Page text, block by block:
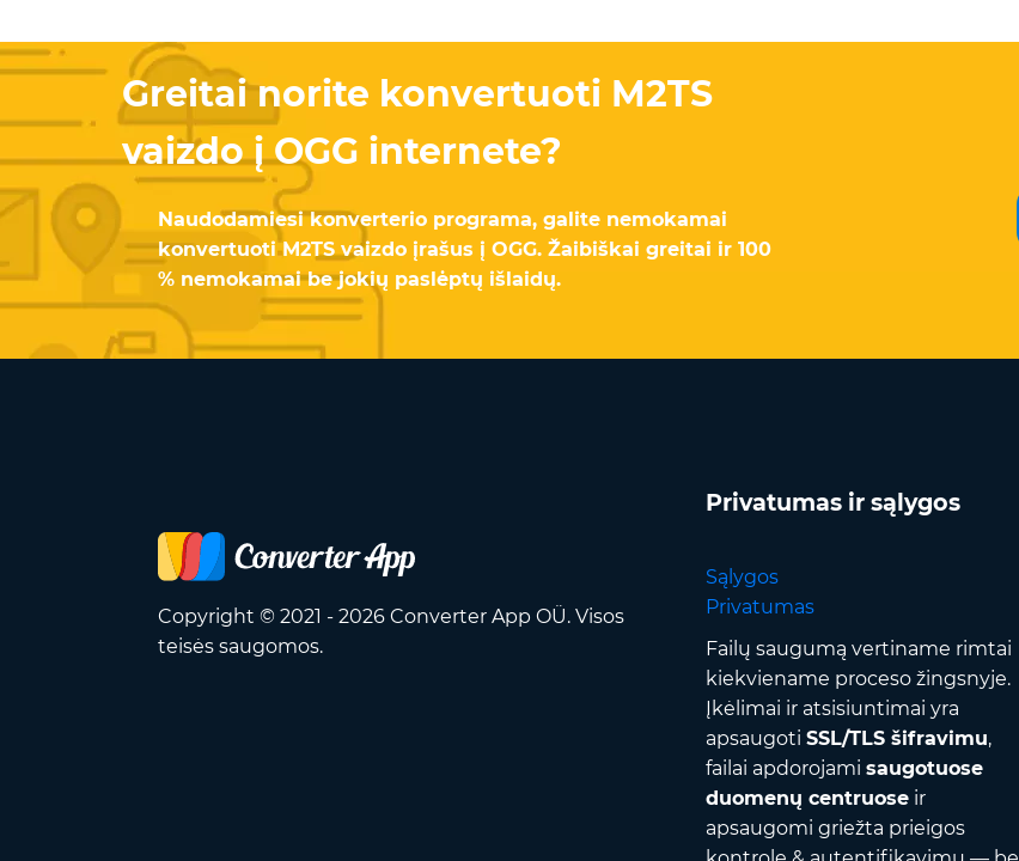
Greitai norite konvertuoti M2TS
vaizdo į OGG internete?
Naudodamiesi konverterio programa, galite nemokamai
konvertuoti M2TS vaizdo įrašus į OGG. Žaibiškai greitai ir 100
% nemokamai be jokių paslėptų išlaidų.
Copyright © 2021 - 2026 Converter App OÜ. Visos
teisės saugomos.
Privatumas ir sąlygos
Sąlygos
Privatumas
Failų saugumą vertiname rimtai
kiekviename proceso žingsnyje.
Įkėlimai ir atsisiuntimai yra
apsaugoti SSL/TLS šifravimu,
failai apdorojami saugotuose
duomenų centruoseir
apsaugomi griežta prieigos